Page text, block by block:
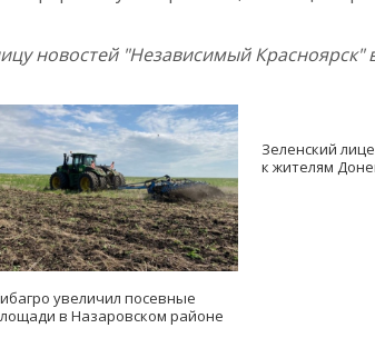
новостей "Независимый Красноярск"
увеличил посевные
в Назаровском районе
Зеленский
к жителям